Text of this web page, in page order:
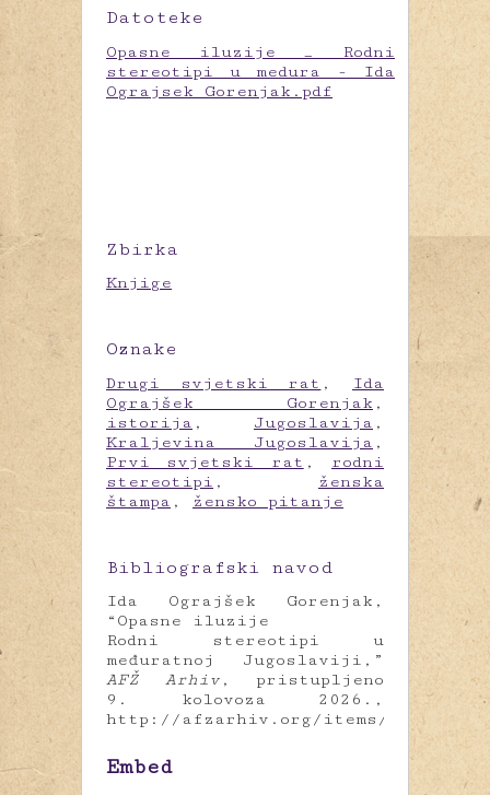
Datoteke
Opasne iluzije _ Rodni
stereotipi u medura - Ida
Ograjsek Gorenjak.pdf
Zbirka
Knjige
Oznake
Drugi svjetski rat ,
Ida
Ograjšek Gorenjak ,
istorija , Jugoslavija ,
Kraljevina Jugoslavija ,
Prvi svjetski rat , rodni
stereotipi ,
ženska
štampa , žensko pitanje
Bibliografski navod
Ida Ograjšek Gorenjak,
“Opasne iluzije
Rodni stereotipi u
međuratnoj Jugoslaviji,”
AFŽ Arhiv, pristupljeno
9. kolovoza 2026.,
http://afzarhiv.org/items/show/714
.
Embed